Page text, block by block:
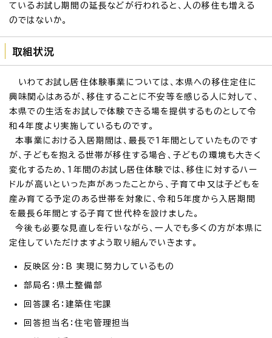
ているお試し期間の延長などが行われると、人の移住も増える
のではないか。
取組状況
いわてお試し居住体験事業については、本県への移住定住に
興味関心はあるが、移住することに不安等を感じる人に対して、
本県での生活をお試しで体験できる場を提供するものとして令
和4年度より実施しているものです。
本事業における入居期間は、最長で1年間としていたものです
が、子どもを抱える世帯が移住する場合、子どもの環境も大きく
変化するため、1年間のお試し居住体験では、移住に対するハー
ドルが高いといった声があったことから、子育て中又は子どもを
産み育てる予定のある世帯を対象に、令和5年度から入居期間
を最長6年間とする子育て世代枠を設けました。
今後も必要な見直しを行いながら、一人でも多くの方が本県に
定住していただけますよう取り組んでいきます。
反映区分：B 実現に努力しているもの
部局名：県土整備部
回答課名：建築住宅課
回答担当名：住宅管理担当